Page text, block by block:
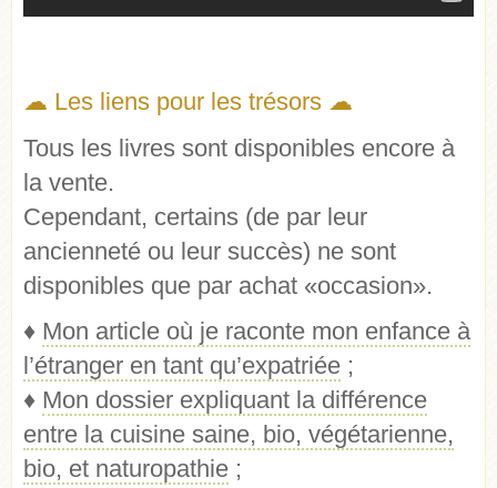
☁ Les liens pour les trésors ☁
Tous les livres sont disponibles encore à
la vente.
Cependant, certains (de par leur
ancienneté ou leur succès) ne sont
disponibles que par achat «occasion».
♦ Mon article où je raconte mon enfance à
l’étranger en tant qu’expatriée ;
♦ Mon dossier expliquant la différence
entre la cuisine saine, bio, végétarienne,
bio, et naturopathie ;